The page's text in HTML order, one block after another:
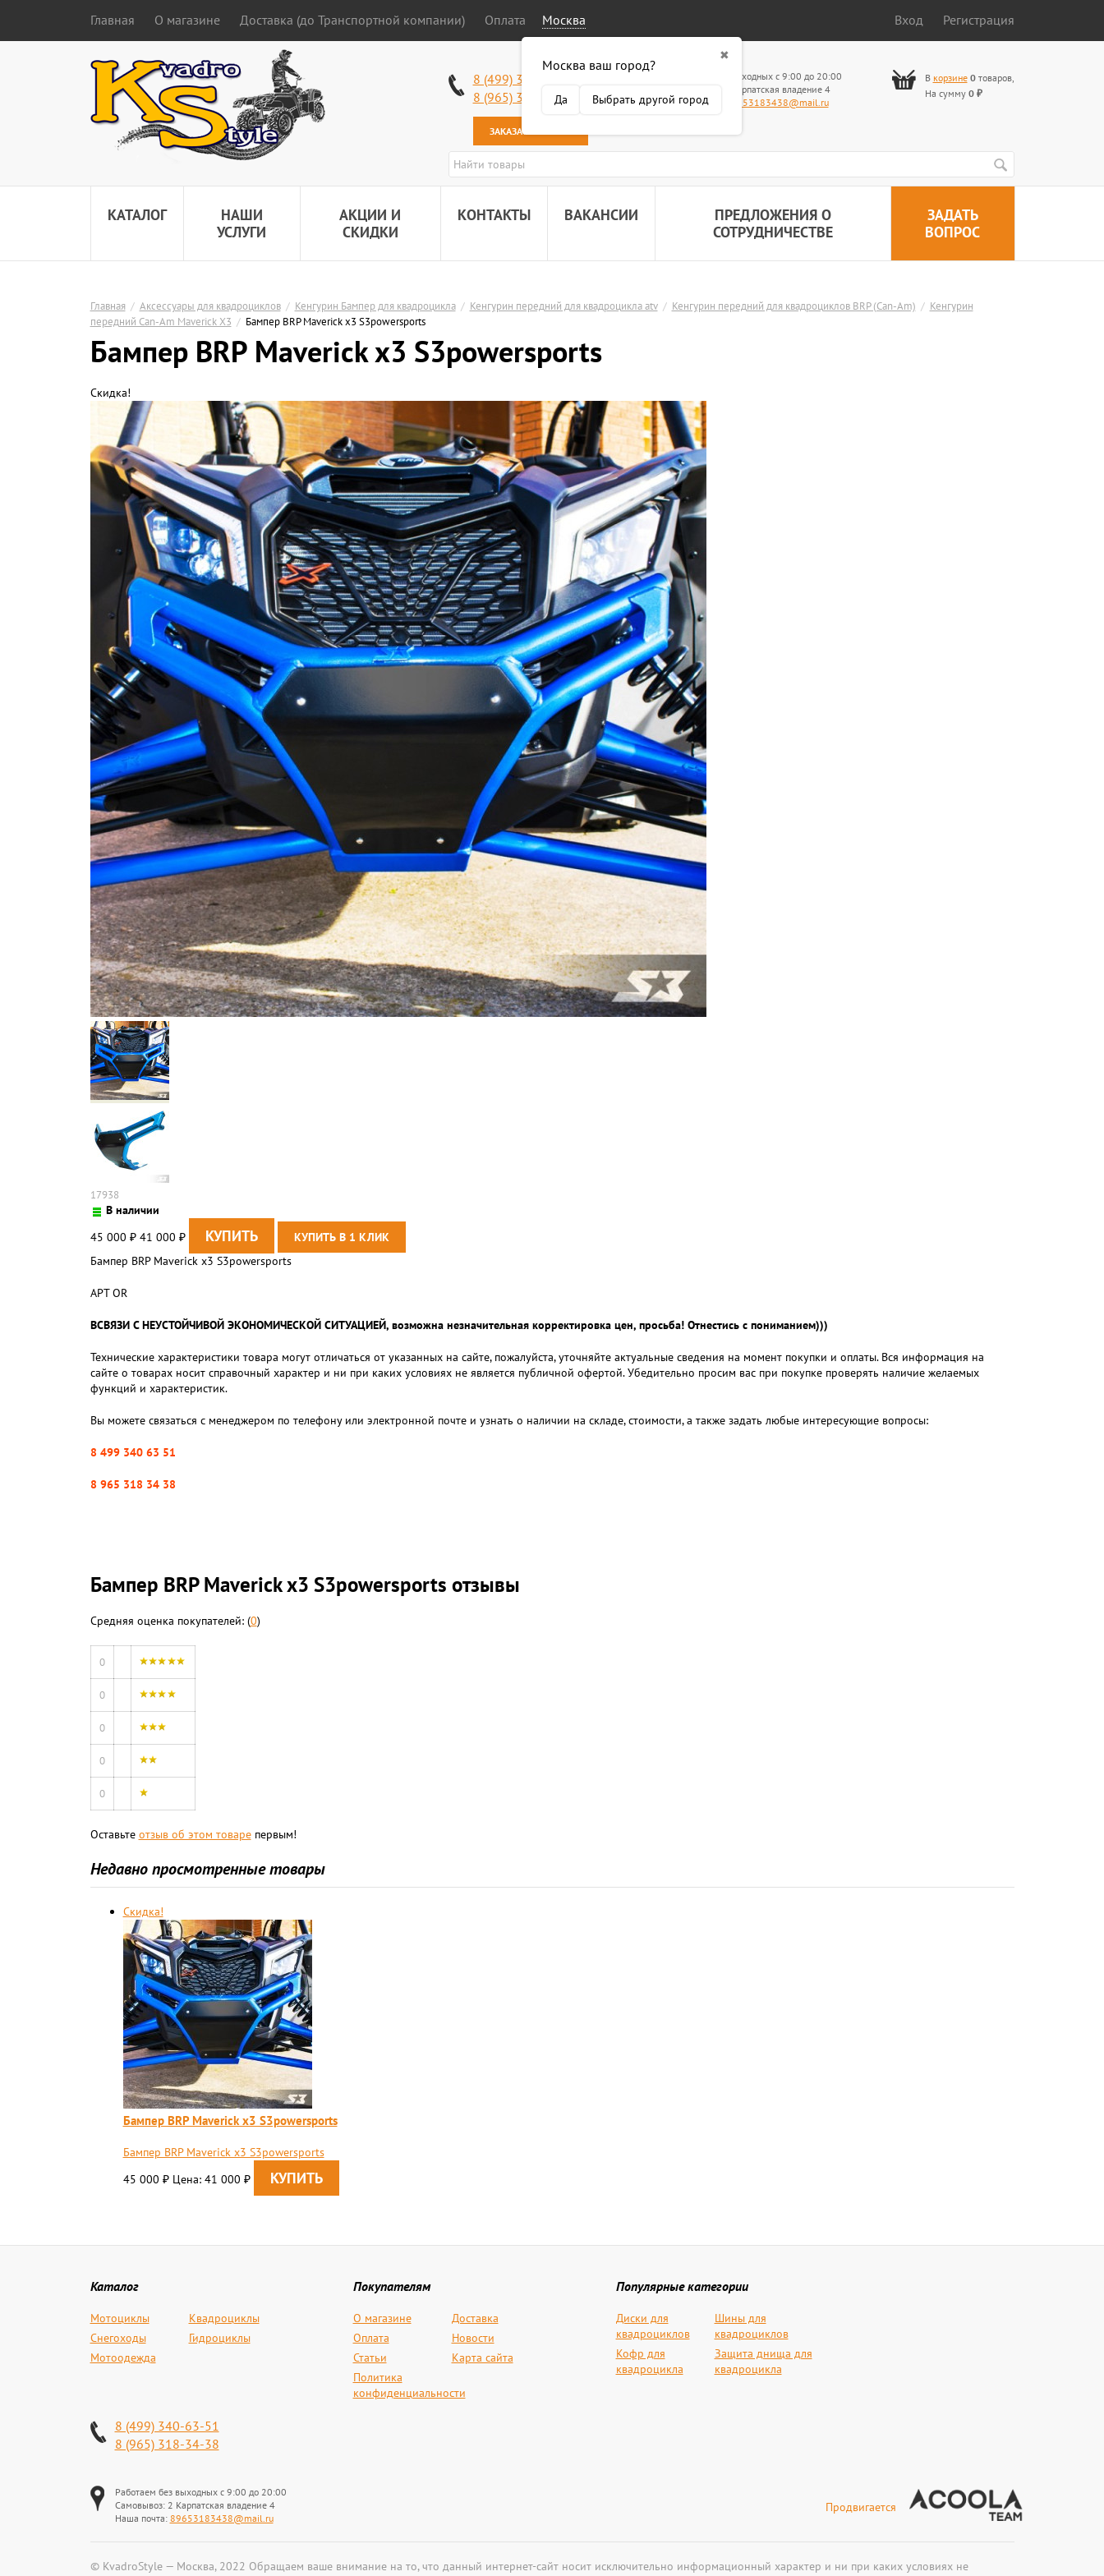
Главная О магазине Доставка (до Транспортной компании) Оплата Москва
✖
Москва ваш город?
Да Выбрать другой город
Вход Регистрация
8 (499) 340-63-51
8 (965) 318-34-38
ЗАКАЗАТЬ ЗВОНОК
Работаем без выходных с 9:00 до 20:00
Самовывоз: 2 Карпатская владение 4
Наша почта:
89653183438@mail.ru
В корзине 0товаров,
На сумму 0 ₽
КАТАЛОГ
НАШИ
УСЛУГИ
АКЦИИ И
СКИДКИ
КОНТАКТЫ ВАКАНСИИ
ПРЕДЛОЖЕНИЯ О
СОТРУДНИЧЕСТВЕ
ЗАДАТЬ
ВОПРОС
Главная / Аксессуары для квадроциклов / Кенгурин Бампер для квадроцикла / Кенгурин передний для квадроцикла atv / Кенгурин передний для квадроциклов BRP (Can-Am) / Кенгурин
передний Can-Am Maverick X3 / Бампер BRP Maverick x3 S3powersports
Бампер BRP Maverick x3 S3powersports
Скидка!
17938
В наличии
45 000 ₽ 41 000 ₽
Бампер BRP Maverick x3 S3powersports
АРТ OR
ВСВЯЗИ С НЕУСТОЙЧИВОЙ ЭКОНОМИЧЕСКОЙ СИТУАЦИЕЙ, возможна незначительная корректировка цен, просьба! Отнестись с пониманием)))
Технические характеристики товара могут отличаться от указанных на сайте, пожалуйста, уточняйте актуальные сведения на момент покупки и оплаты. Вся информация на
сайте о товарах носит справочный характер и ни при каких условиях не является публичной офертой. Убедительно просим вас при покупке проверять наличие желаемых
функций и характеристик.
Вы можете связаться с менеджером по телефону или электронной почте и узнать о наличии на складе, стоимости, а также задать любые интересующие вопросы:
8 499 340 63 51
8 965 318 34 38
Бампер BRP Maverick x3 S3powersports отзывы
Средняя оценка покупателей: (0)
0
0
0
0
0
Оставьте отзыв об этом товарепервым!
Недавно просмотренные товары
Скидка!
Бампер BRP Maverick x3 S3powersports
Бампер BRP Maverick x3 S3powersports
45 000 ₽ Цена: 41 000 ₽
Каталог
Мотоциклы
Квадроциклы
Снегоходы
Гидроциклы
Мотоодежда
Покупателям
О магазине
Доставка
Оплата
Новости
Статьи
Карта сайта
Политика
конфиденциальности
Популярные категории
Диски для
квадроциклов
Шины для
квадроциклов
Кофр для
квадроцикла
Защита днища для
квадроцикла
8 (499) 340-63-51
8 (965) 318-34-38
Работаем без выходных с 9:00 до 20:00
Самовывоз: 2 Карпатская владение 4
Наша почта: 89653183438@mail.ru
Продвигается
© KvadroStyle — Москва, 2022 Обращаем ваше внимание на то, что данный интернет-сайт носит исключительно информационный характер и ни при каких условиях не